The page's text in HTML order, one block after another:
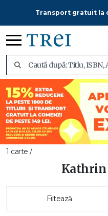
Transport gratuit la
1 carte /
Kathrin
Filtează